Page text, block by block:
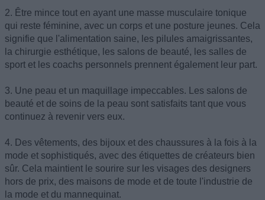
2. Être mince tout en ayant une masse musculaire tonique
qui reste féminine, avec un corps et une posture jeunes. Cela
signifie que l'alimentation saine, les pilules amaigrissantes,
la chirurgie esthétique, les salons de beauté, les salles de
sport et les coachs personnels prennent également leur part.
3. Une peau et un maquillage impeccables. Les salons de
beauté et de soins de la peau sont satisfaits tant que vous
continuez à revenir vers eux.
4. Des vêtements, des bijoux et des chaussures à la fois à la
mode et sophistiqués, avec des étiquettes de créateurs bien
sûr. Cela maintient le sourire sur les visages des designers
hors de prix, des maisons de mode et de toute l'industrie de
la mode et du mannequinat.